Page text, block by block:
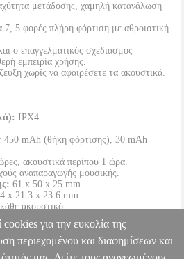
μετάδοσης, χαμηλή κατανάλωση
5 φορές πλήρη φόρτιση με αθροιστική
ο επαγγελματικός σχεδιασμός
εμπειρία χρήσης.
χωρίς να αφαιρέσετε τα ακουστικά.
IPX4.
mAh (θήκη φόρτισης), 30 mAh
ακουστικά περίπου 1 ώρα.
αναπαραγωγής μουσικής.
61 x 50 x 25 mm.
x 21.3 x 23.6 mm.
ακουστικό.
για την ευκολία της
περιεχομένου και διαφημίσεων και